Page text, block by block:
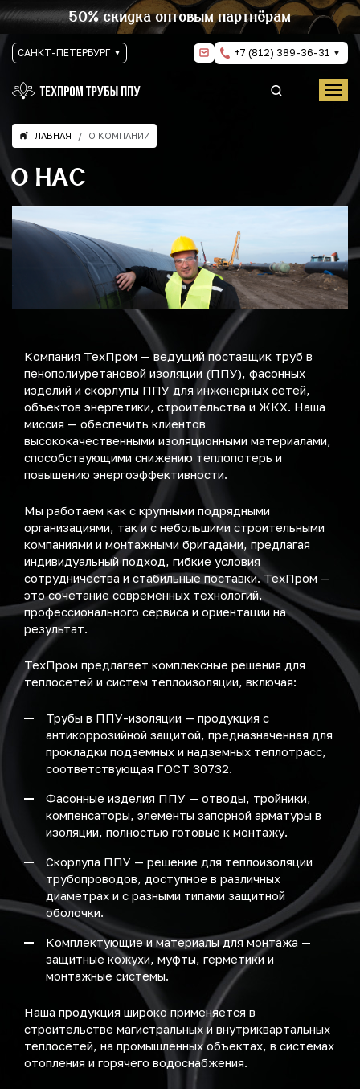
50% скидка оптовым партнёрам
САНКТ-ПЕТЕРБУРГ +7 (812) 389-36-31
ГЛАВНАЯ О КОМПАНИИ
О НАС
Компания ТехПром — ведущий поставщик труб в
пенополиуретановой изоляции (ППУ), фасонных
изделий и скорлупы ППУ для инженерных сетей,
объектов энергетики, строительства и ЖКХ. Наша
миссия — обеспечить клиентов
высококачественными изоляционными материалами,
способствующими снижению теплопотерь и
повышению энергоэффективности.
Мы работаем как с крупными подрядными
организациями, так и с небольшими строительными
компаниями и монтажными бригадами, предлагая
индивидуальный подход, гибкие условия
сотрудничества и стабильные поставки. ТехПром —
это сочетание современных технологий,
профессионального сервиса и ориентации на
результат.
ТехПром предлагает комплексные решения для
теплосетей и систем теплоизоляции, включая:
Трубы в ППУ-изоляции — продукция с
антикоррозийной защитой, предназначенная для
прокладки подземных и надземных теплотрасс,
соответствующая ГОСТ 30732.
Фасонные изделия ППУ — отводы, тройники,
компенсаторы, элементы запорной арматуры в
изоляции, полностью готовые к монтажу.
Скорлупа ППУ — решение для теплоизоляции
трубопроводов, доступное в различных
диаметрах и с разными типами защитной
оболочки.
Комплектующие и материалы для монтажа —
защитные кожухи, муфты, герметики и
монтажные системы.
Наша продукция широко применяется в
строительстве магистральных и внутриквартальных
теплосетей, на промышленных объектах, в системах
отопления и горячего водоснабжения.